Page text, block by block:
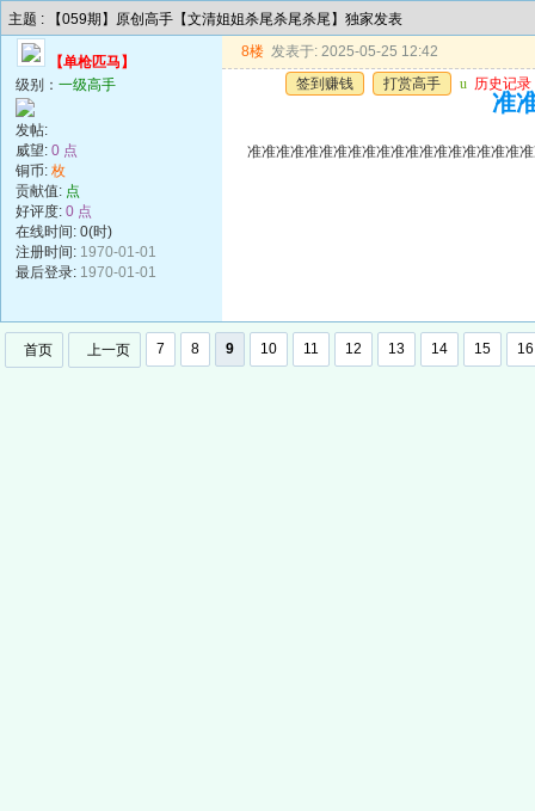
主题 : 【059期】原创高手【文清姐姐杀尾杀尾杀尾】独家发表
【单枪匹马】
级别： 一级高手
发帖:
威望: 0 点
铜币: 枚
贡献值: 点
好评度: 0 点
在线时间: 0(时)
注册时间: 1970-01-01
最后登录: 1970-01-01
8楼 发表于: 2025-05-25 12:42
签到赚钱
打赏高手 u 历史记录
准
准准准准准准准准准准准准准准准准准准准
首页 上一页 7 8 9 10 11 12 13 14 15 16